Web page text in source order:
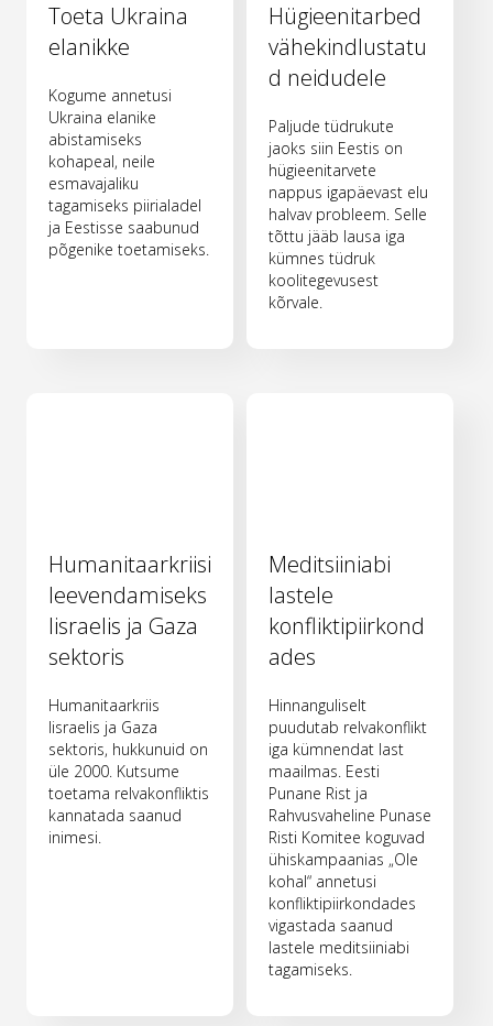
Toeta Ukraina
elanikke
Kogume annetusi
Ukraina elanike
abistamiseks
kohapeal, neile
esmavajaliku
tagamiseks piirialadel
ja Eestisse saabunud
põgenike toetamiseks.
Hügieenitarbed
vähekindlustatu
d neidudele
Paljude tüdrukute
jaoks siin Eestis on
hügieenitarvete
nappus igapäevast elu
halvav probleem. Selle
tõttu jääb lausa iga
kümnes tüdruk
koolitegevusest
kõrvale.
Humanitaarkriisi
leevendamiseks
Iisraelis ja Gaza
sektoris
Humanitaarkriis
Iisraelis ja Gaza
sektoris, hukkunuid on
üle 2000. Kutsume
toetama relvakonfliktis
kannatada saanud
inimesi.
Meditsiiniabi
lastele
konfliktipiirkond
ades
Hinnanguliselt
puudutab relvakonflikt
iga kümnendat last
maailmas. Eesti
Punane Rist ja
Rahvusvaheline Punase
Risti Komitee koguvad
ühiskampaanias „Ole
kohal“ annetusi
konfliktipiirkondades
vigastada saanud
lastele meditsiiniabi
tagamiseks.